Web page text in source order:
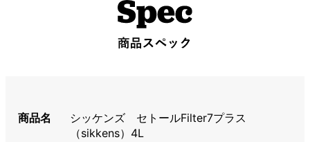
商品名
シッケンズ セトールFilter7プラス
（sikkens）4L